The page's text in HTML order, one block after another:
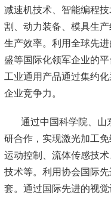
减速机技术、智能编程
割、动力装备、模具生
生产效率。利用全球先
盛等国际化领军企业的
工业通用产品通过集约
企业竞争力。
通过中国科学院、山
研合作，实现激光加工
运动控制、流体传感技
技术等。利用协会国际
套。通过国际先进的视